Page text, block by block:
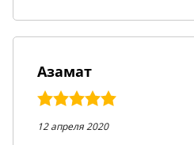
Азамат
5,0
rating
12 апреля 2020